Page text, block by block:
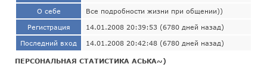
О себе Все подробности жизни при общении))
Регистрация 14.01.2008 20:39:53 (6780 дней назад)
Последний вход 14.01.2008 20:42:48 (6780 дней назад)
ПЕРСОНАЛЬНАЯ СТАТИСТИКА АСЬКА~)